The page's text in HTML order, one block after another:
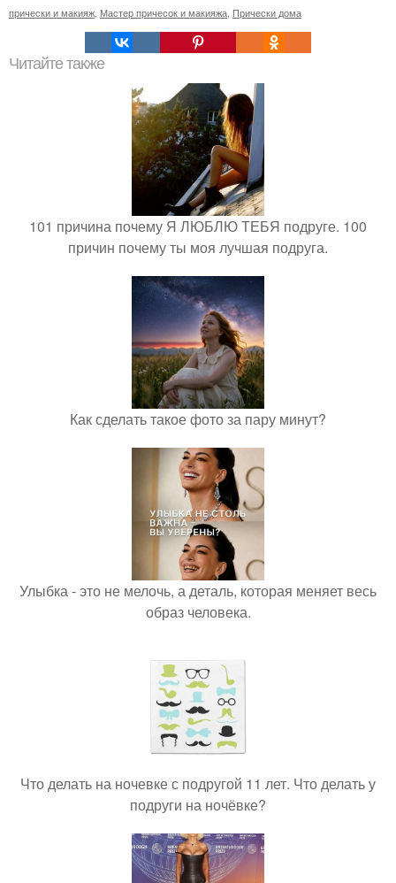
прически и макияж Мастер причесок и макияжа Прически дома
Читайте также
101 причина почему Я ЛЮБЛЮ ТЕБЯ подруге. 100
причин почему ты моя лучшая подруга.
Как сделать такое фото за пару минут?
Улыбка - это не мелочь, а деталь, которая меняет весь
образ человека.
Что делать на ночевке с подругой 11 лет. Что делать у
подруги на ночёвке?